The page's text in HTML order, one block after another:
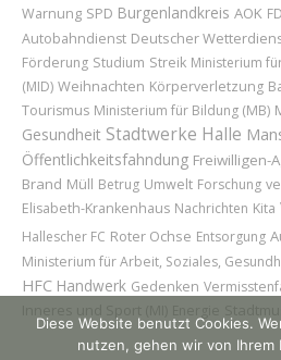
Warnung SPD Burgenlandkreis AOK
Autobahndienst Deutscher
Förderung Studium Streik Ministerium
(MID) Weihnachten Körperverletzung
Tourismus Ministerium für Bildung (MB)
Gesundheit Stadtwerke Halle
Öffentlichkeitsfahndung Freiwilligen-
Brand Müll Betrug Umwelt Forschung
Elisabeth-Krankenhaus Nachrichten Kita
Hallescher FC Roter Ochse Entsorgung
Ministerium für Arbeit, Soziales,
HFC Handwerk Gedenken
Diese Website benutzt Cookies.
nutzen, gehen wir von Ihrem